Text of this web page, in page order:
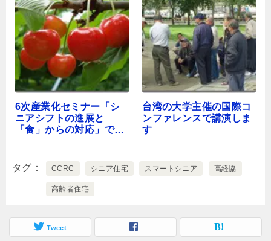
6次産業化セミナー「シ
ニアシフトの進展と
「食」からの対応」で講
台湾の大学主催の国際コ
ンファレンスで講演しま
す
タグ CCRC シニア住宅 スマートシニア 高経協
高齢者住宅
Tweet